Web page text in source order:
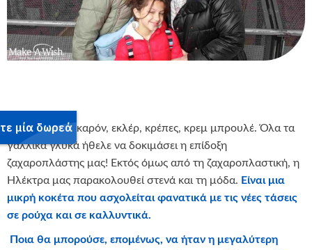
Κρουασάν, μακαρόν, εκλέρ, κρέπες, κρεμ μπρουλέ. Όλα τα
γαλλικά γλυκά ήθελε να δοκιμάσει η επίδοξη
ζαχαροπλάστης μας! Εκτός όμως από τη ζαχαροπλαστική, η
Ηλέκτρα μας παρακολουθεί στενά και τη μόδα. Είναι μια
μικρή κοκέτα που ασχολείται φανατικά με τις νέες τάσεις
σε ρούχα και σε καλλυντικά.
Ποια θα μπορούσε, επομένως, να ήταν η μεγαλύτερη